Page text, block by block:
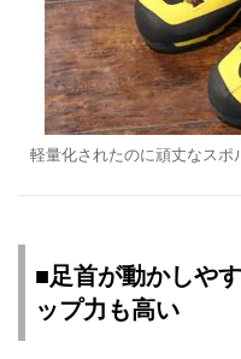
軽量化されたのに頑丈なスポ
■足首が動かしや
ップ力も高い